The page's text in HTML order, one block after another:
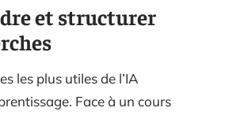
et structurer
les plus utiles de l’IA
Face à un cours